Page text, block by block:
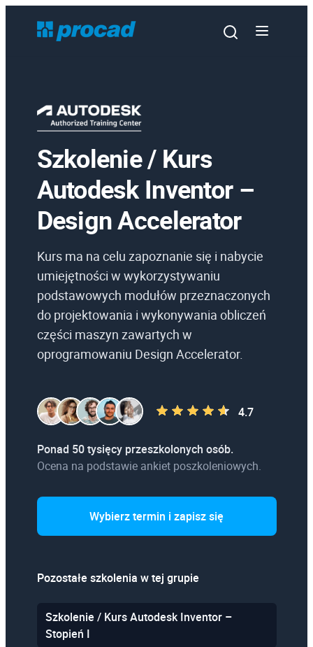
Szkolenie / Kurs
Autodesk Inventor –
Design Accelerator
Kurs ma na celu zapoznanie się i nabycie
umiejętności w wykorzystywaniu
podstawowych modułów przeznaczonych
do projektowania i wykonywania obliczeń
części maszyn zawartych w
oprogramowaniu Design Accelerator.
4.7
Ponad 50 tysięcy przeszkolonych osób.
Ocena na podstawie ankiet poszkoleniowych.
Wybierz termin i zapisz się
Pozostałe szkolenia w tej grupie
Szkolenie / Kurs Autodesk Inventor –
Stopień I
Oprogramowanie
Szkolenia
Wiedza